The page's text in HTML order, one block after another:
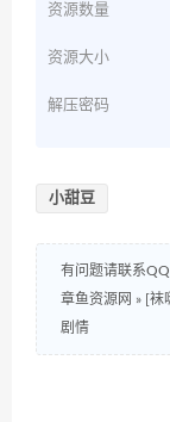
资源数量
资源大小
解压密码
小甜豆
有问题请联系
章鱼资源网 » [袜
剧情